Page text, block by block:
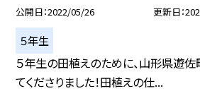
公開日 2022/05/26 更新日
５年生
５年生の田植えのために、山形県遊
てくださりました！田植えの仕...